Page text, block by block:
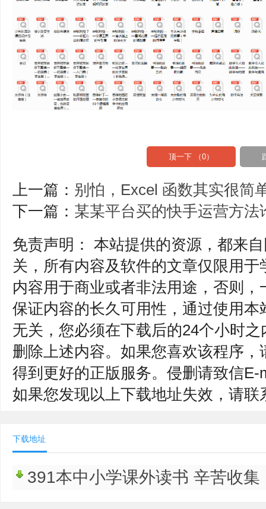
顶一下 （0）
上一篇： 别怕，Excel 函数其实很简
下一篇： 某某平台买的快手运营方法
免责声明： 本站提供的资源，都来
关，所有内容及软件的文章仅限用
内容用于商业或者非法用途，否则
保证内容的长久可用性，通过使用
无关，您必须在下载后的24个小时
删除上述内容。如果您喜欢该程序
得到更好的正版服务。侵删请致信E-
如果您发现以上下载地址失效，请联
下载地址
391本中小学课外读书 辛苦收集